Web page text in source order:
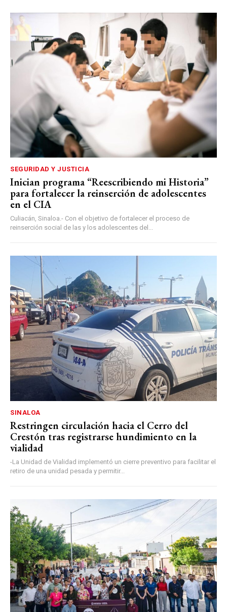
SEGURIDAD Y JUSTICIA
Inician programa “Reescribiendo mi Historia”
para fortalecer la reinserción de adolescentes
en el CIA
Culiacán, Sinaloa.- Con el objetivo de fortalecer el proceso de
reinserción social de las y los adolescentes del...
SINALOA
Restringen circulación hacia el Cerro del
Crestón tras registrarse hundimiento en la
vialidad
-La Unidad de Vialidad implementó un cierre preventivo para facilitar el
retiro de una unidad pesada y permitir...